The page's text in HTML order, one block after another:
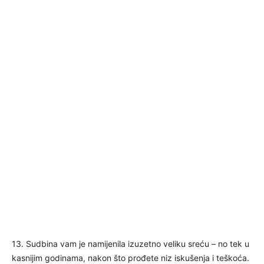
13. Sudbina vam je namijenila izuzetno veliku sreću – no tek u
kasnijim godinama, nakon što prođete niz iskušenja i teškoća.